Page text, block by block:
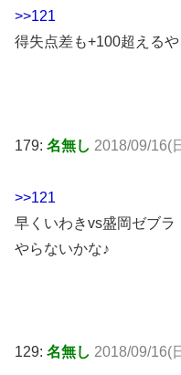
>>121
得失点差も+100超える
179: 名無し 2018/09/16(
>>121
早くいわきvs盛岡ゼブラ
やらないかな♪
129: 名無し 2018/09/16(